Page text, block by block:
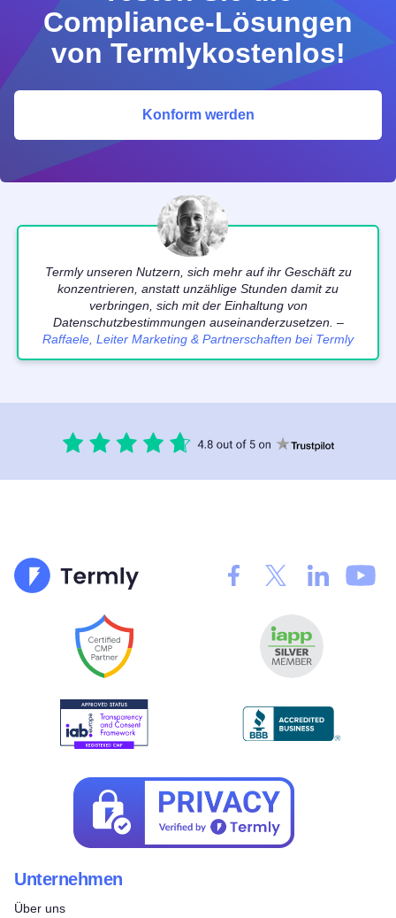
Compliance-Lösungen
von Termlykostenlos!
Konform werden
Termly unseren Nutzern, sich mehr auf ihr Geschäft zu
konzentrieren, anstatt unzählige Stunden damit zu
verbringen, sich mit der Einhaltung von
Datenschutzbestimmungen auseinanderzusetzen. –
Raffaele, Leiter Marketing & Partnerschaften bei Termly
Unternehmen
Über uns